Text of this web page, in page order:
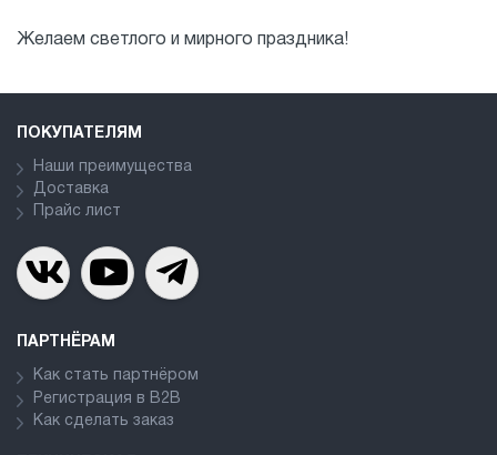
Желаем светлого и мирного праздника!
ПОКУПАТЕЛЯМ
Наши преимущества
Доставка
Прайс лист
ПАРТНЁРАМ
Как стать партнёром
Регистрация в В2В
Как сделать заказ